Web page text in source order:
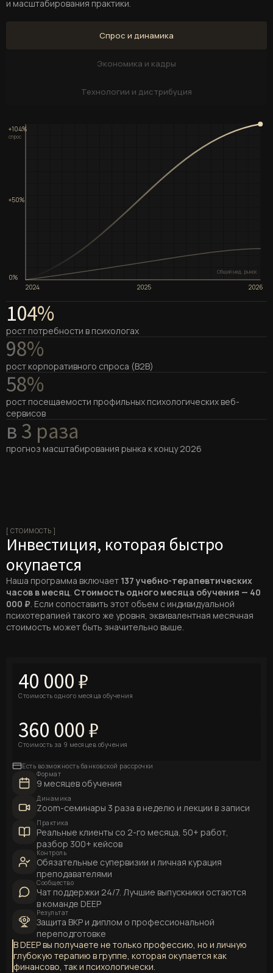
и масштабирования практики.
Спрос и динамика
Экономика и кадры
Технологии и дистрибуция
2024 2025 2026
0%
+50%
+104%
спрос
Общий мед. рынок
104%
рост потребности в психологах
98%
рост корпоративного спроса (B2B)
58%
рост посещаемости профильных психологических веб-
сервисов
в 3 раза
прогноз масштабирования рынка к концу 2026
150 000 ₽
медианная зарплата психотерапевта в месяц
медианная зарплата психолога в месяц
от 3 000 ₽
порог стоимости часа (Москва)
5 000 ₽
средний чек за 45 минут
>5 000
вакансий на Head Hunter прямо сейчас
+116%
мобильный интернет-трафик
доля онлайн-терапии в MedTech
41,95 млрд ₽
объем рынка EdTech (Q3 2025)
13,1 млрд ₽
выручка MedTech-компаний (Q1 2025)
>4,5 млрд ₽
рынок обучения нейросетям
[ СТОИМОСТЬ ]
Инвестиция, которая быстро
окупается
Наша программа включает 137 учебно-терапевтических
часов в месяц. Стоимость одного месяца обучения — 40
000 ₽. Если сопоставить этот объем с индивидуальной
психотерапией такого же уровня, эквивалентная месячная
стоимость может быть значительно выше.
40 000 ₽
Стоимость одного месяца обучения
360 000 ₽
Стоимость за 9 месяцев обучения
Есть возможность банковской рассрочки
Формат
9 месяцев обучения
Динамика
Zoom-семинары 3 раза в неделю и лекции в записи
Практика
Реальные клиенты со 2-го месяца, 50+ работ,
разбор 300+ кейсов
Контроль
Обязательные супервизии и личная курация
преподавателями
Сообщество
Чат поддержки 24/7. Лучшие выпускники остаются
в команде DEEP
Результат
Защита ВКР и диплом о профессиональной
переподготовке
В DEEP вы получаете не только профессию, но и личную
глубокую терапию в группе, которая окупается как
финансово, так и психологически.